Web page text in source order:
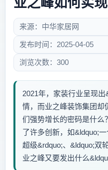
业之峰如何实
来源：中华家居网
发布时间：2025-04-05
浏览次数：300
2021年，家装行业呈现
情，而业之峰装饰集团却
们强势增长的密码是什
了许多创新，如&ldquo;
超级&rdquo;、&ldquo;双
业之峰又要发出什么